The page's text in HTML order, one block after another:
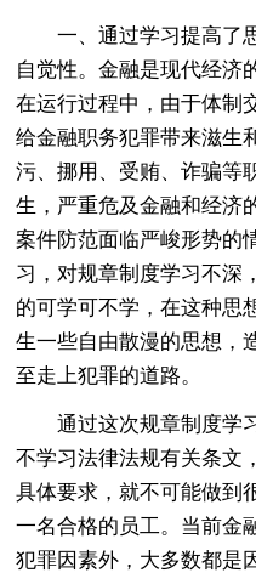
一、通过学习提高了
自觉性。金融是现代经济
在运行过程中，由于体制
给金融职务犯罪带来滋生
污、挪用、受贿、诈骗等
生，严重危及金融和经济
案件防范面临严峻形势的
习，对规章制度学习不深
的可学可不学，在这种思
生一些自由散漫的思想，
至走上犯罪的道路。
通过这次规章制度学
不学习法律法规有关条文
具体要求，就不可能做到
一名合格的员工。当前金
犯罪因素外，大多数都是